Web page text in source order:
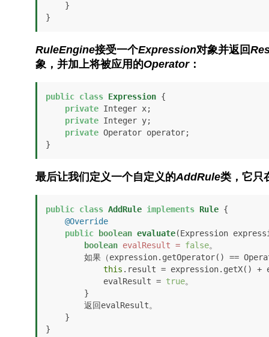
}
RuleEngine接受一个Expression对象并返回
象，并加上将被应用的Operator：
public class Expression {
private Integer x;
private Integer y;
private Operator operator;
}
最后让我们定义一个自定义的AddRule类，它只
public class AddRule implements Rule {
@Override
public
boolean evaluate(Expression
boolean evalResult = false。
this .result = expression.getX() +
            evalResult =
true。
}